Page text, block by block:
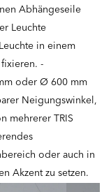
Abhängeseile
Leuchte
in einem
-
oder Ø 600 mm
Neigungswinkel,
mehrerer TRIS
oder auch in
Akzent zu setzen.